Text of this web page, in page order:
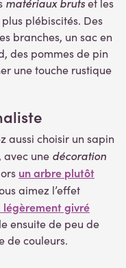
et les
plébiscités. Des
branches, un sac en
des pommes de pin
une touche rustique
aussi choisir un sapin
une décoration
un arbre plutôt
aimez l’effet
givré
ensuite de peu de
de couleurs.